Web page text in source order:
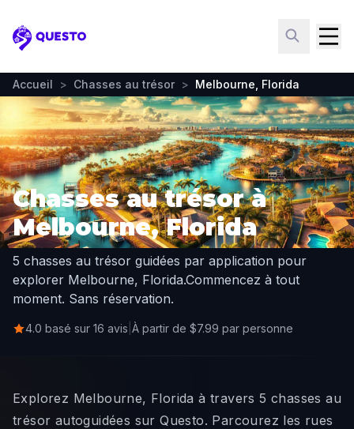
Questo
Accueil > Chasses au trésor > Melbourne, Florida
Chasses au trésor à
Melbourne, Florida
5 chasses au trésor guidées par application pour
explorer Melbourne, Florida.Commencez à tout
moment. Sans réservation.
4.0 basé sur 16 avis À partir de $7.99 par personne
Explorez Melbourne, Florida à travers 5 chasses au
trésor autoguidées sur Questo. Parcourez les rues